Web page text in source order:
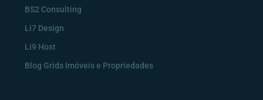
BS2 Consulting
Li7 Design
Li9 Host
Blog Grids Imóveis e Propriedades